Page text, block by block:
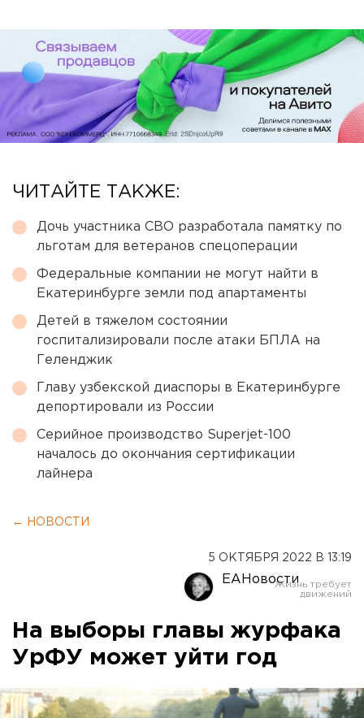
ЧИТАЙТЕ ТАКЖЕ:
Дочь участника СВО разработала памятку по
льготам для ветеранов спецоперации
Федеральные компании не могут найти в
Екатеринбурге земли под апартаменты
Детей в тяжелом состоянии
госпитализировали после атаки БПЛА на
Геленджик
Главу узбекской диаспоры в Екатеринбурге
депортировали из России
Серийное производство Superjet-100
началось до окончания сертификации
лайнера
← НОВОСТИ
5 ОКТЯБРЯ 2022 В 13:19
ЕАНовости
На выборы главы журфака
УрФУ может уйти год